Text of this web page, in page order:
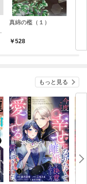
真綿の檻（１）
528
もっと見る